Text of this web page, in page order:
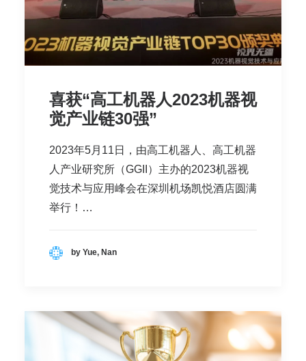
喜获“高工机器人2023机器视
觉产业链30强”
2023年5月11日，由高工机器人、高工机器
人产业研究所（GGII）主办的2023机器视
觉技术与应用峰会在深圳机场凯悦酒店圆满
举行！…
by Yue, Nan